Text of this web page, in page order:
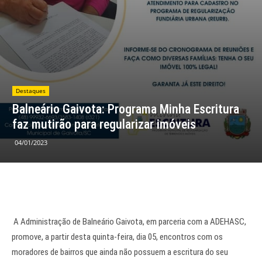
Destaques
Balneário Gaivota: Programa Minha Escritura
faz mutirão para regularizar imóveis
04/01/2023
A Administração de Balneário Gaivota, em parceria com a ADEHASC,
promove, a partir desta quinta-feira, dia 05, encontros com os
moradores de bairros que ainda não possuem a escritura do seu